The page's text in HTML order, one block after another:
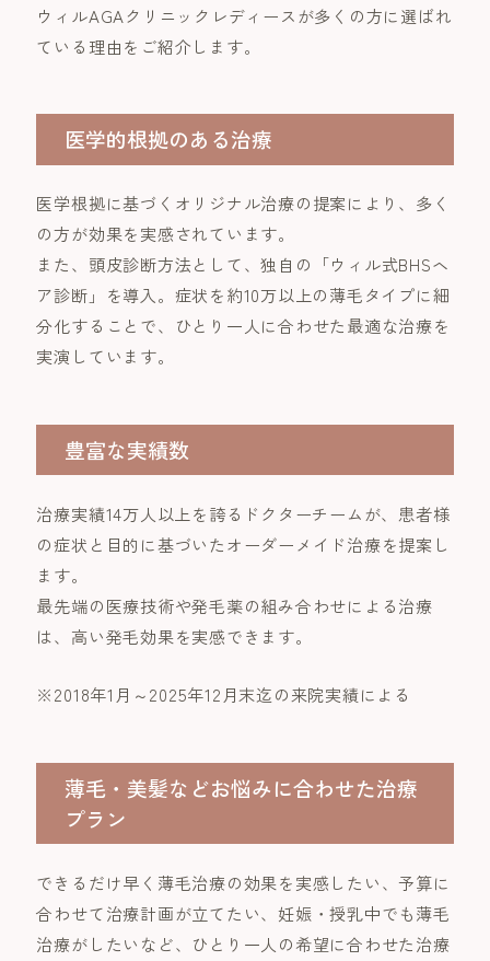
ウィルAGAクリニックレディースが多くの方に選ばれ
ている理由をご紹介します。
医学的根拠のある治療
医学根拠に基づくオリジナル治療の提案により、多く
の方が効果を実感されています。
また、頭皮診断方法として、独自の「ウィル式BHSヘ
ア診断」を導入。症状を約10万以上の薄毛タイプに細
分化することで、ひとり一人に合わせた最適な治療を
実演しています。
豊富な実績数
治療実績14万人以上を誇るドクターチームが、患者様
の症状と目的に基づいたオーダーメイド治療を提案し
ます。
最先端の医療技術や発毛薬の組み合わせによる治療
は、高い発毛効果を実感できます。
※2018年1月～2025年12月末迄の来院実績による
薄毛・美髪などお悩みに合わせた治療
プラン
できるだけ早く薄毛治療の効果を実感したい、予算に
合わせて治療計画が立てたい、妊娠・授乳中でも薄毛
治療がしたいなど、ひとり一人の希望に合わせた治療